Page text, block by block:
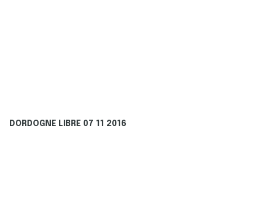
DORDOGNE LIBRE 07 11 2016